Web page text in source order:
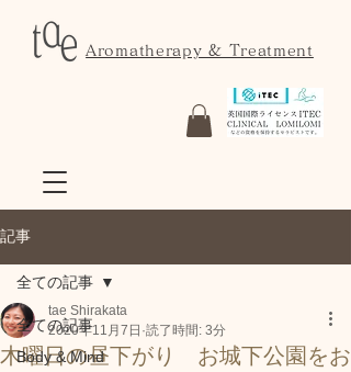
Aromatherapy & Treatment
記事
全ての記事
Body & Mind
全ての記事
木曜日の昼下がり お城下公園をお
tae Shirakata
2020年11月7日 読了時間: 3分